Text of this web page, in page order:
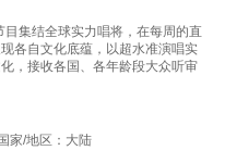
20260611
目集结全球实力唱将，在每周的直
各自文化底蕴，以超水准演唱实
，接收各国、各年龄段大众听审
家/地区：大陆